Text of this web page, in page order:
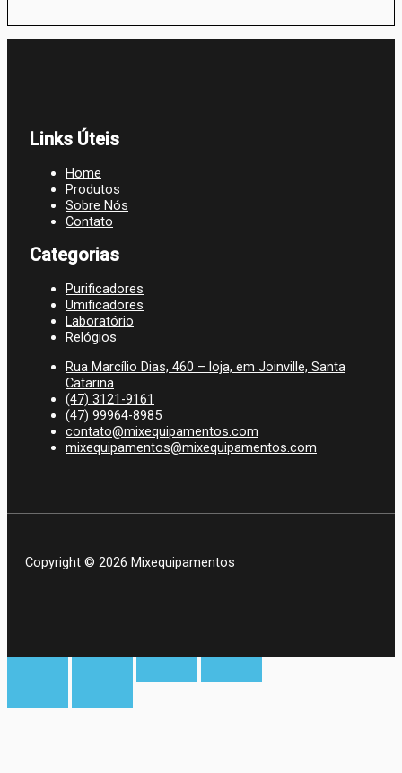
Links Úteis
Home
Produtos
Sobre Nós
Contato
Categorias
Purificadores
Umificadores
Laboratório
Relógios
Rua Marcílio Dias, 460 – loja, em Joinville, Santa
Catarina
(47) 3121-9161
(47) 99964-8985
contato@mixequipamentos.com
mixequipamentos@mixequipamentos.com
Copyright © 2026 Mixequipamentos